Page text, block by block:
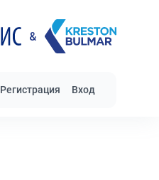
Регистрация Вход